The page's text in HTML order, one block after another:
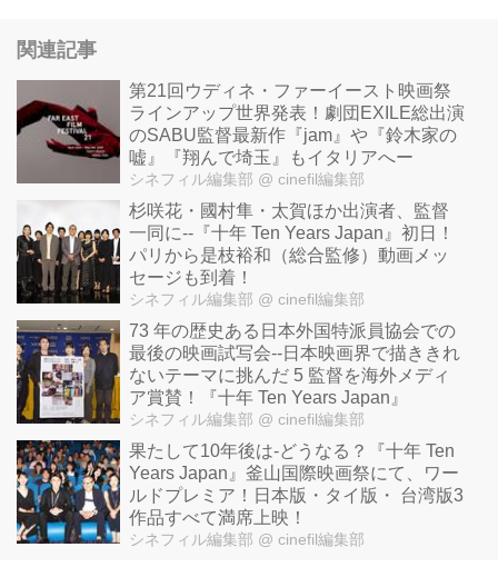
関連記事
第21回ウディネ・ファーイースト映画祭
ラインアップ世界発表！劇団EXILE総出演
のSABU監督最新作『jam』や『鈴木家の
嘘』『翔んで埼玉』もイタリアへー
シネフィル編集部 @ cinefil編集部
杉咲花・國村隼・太賀ほか出演者、監督
一同に--『十年 Ten Years Japan』初日！
パリから是枝裕和（総合監修）動画メッ
セージも到着！
シネフィル編集部 @ cinefil編集部
73 年の歴史ある日本外国特派員協会での
最後の映画試写会--日本映画界で描ききれ
ないテーマに挑んだ 5 監督を海外メディ
ア賞賛！『十年 Ten Years Japan』
シネフィル編集部 @ cinefil編集部
果たして10年後は-どうなる？『十年 Ten
Years Japan』釜山国際映画祭にて、ワー
ルドプレミア！日本版・タイ版・ 台湾版3
作品すべて満席上映！
シネフィル編集部 @ cinefil編集部